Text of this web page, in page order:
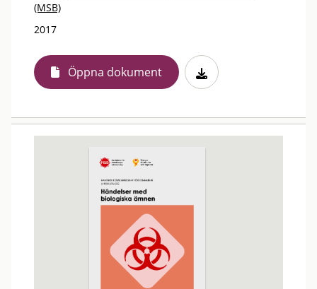
(MSB)
2017
Öppna dokument